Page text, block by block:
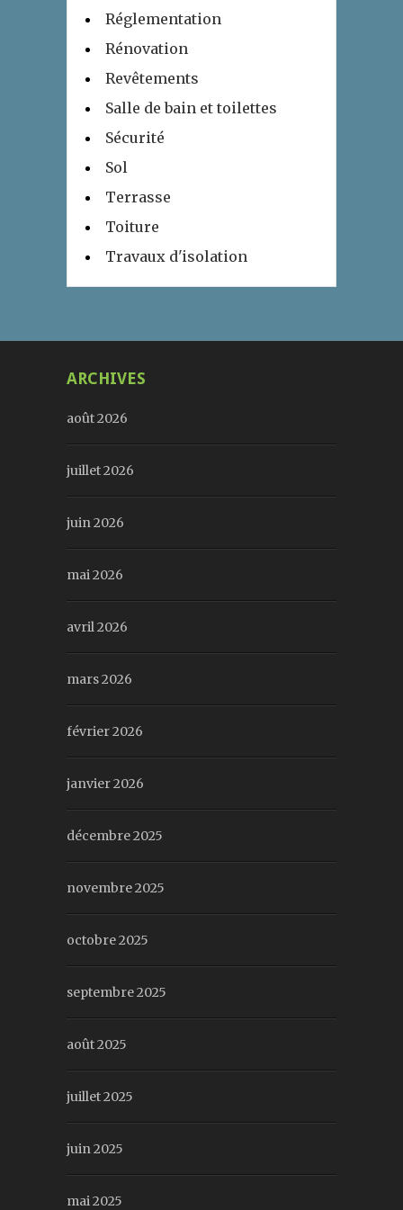
Réglementation
Rénovation
Revêtements
Salle de bain et toilettes
Sécurité
Sol
Terrasse
Toiture
Travaux d'isolation
ARCHIVES
août 2026
juillet 2026
juin 2026
mai 2026
avril 2026
mars 2026
février 2026
janvier 2026
décembre 2025
novembre 2025
octobre 2025
septembre 2025
août 2025
juillet 2025
juin 2025
mai 2025